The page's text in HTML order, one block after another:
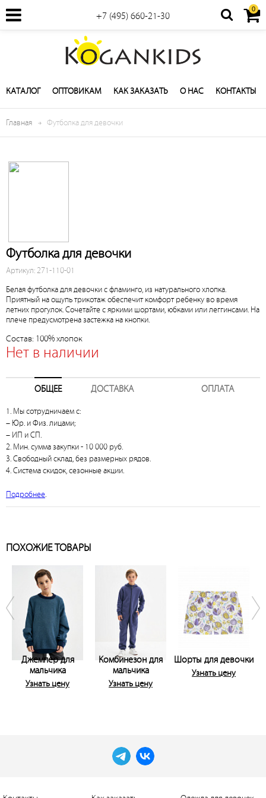
+7 (495) 660-21-30
0
КАТАЛОГ ОПТОВИКАМ КАК ЗАКАЗАТЬ О НАС КОНТАКТЫ
Главная Футболка для девочки
Футболка для девочки
Артикул: 271-110-01
Белая футболка для девочки с фламинго, из натурального хлопка.
Приятный на ощупь трикотаж обеспечит комфорт ребенку во время
летних прогулок. Сочетайте с яркими шортами, юбками или леггинсами. На
плече предусмотрена застежка на кнопки.
Состав: 100% хлопок
Нет в наличии
ОБЩЕЕ ДОСТАВКА ОПЛАТА
1. Мы сотрудничаем с:
– Юр. и Физ. лицами;
– ИП и СП.
2. Мин. сумма закупки - 10 000 руб.
3. Свободный склад, без размерных рядов.
4. Система скидок, сезонные акции.
Подробнее.
ПОХОЖИЕ ТОВАРЫ
Джемпер для
мальчика
Узнать цену
Комбинезон для
мальчика
Узнать цену
Шорты для девочки
Узнать цену